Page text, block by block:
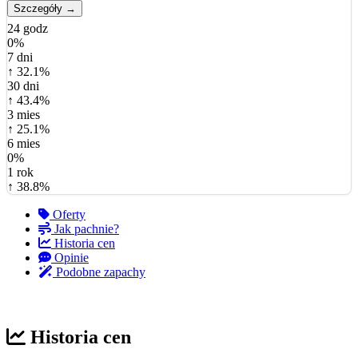
Szczegóły →
24 godz
0%
7 dni
↑ 32.1%
30 dni
↑ 43.4%
3 mies
↑ 25.1%
6 mies
0%
1 rok
↑ 38.8%
Oferty
Jak pachnie?
Historia cen
Opinie
Podobne zapachy
Historia cen